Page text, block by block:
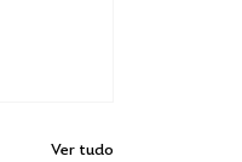
Ver tudo